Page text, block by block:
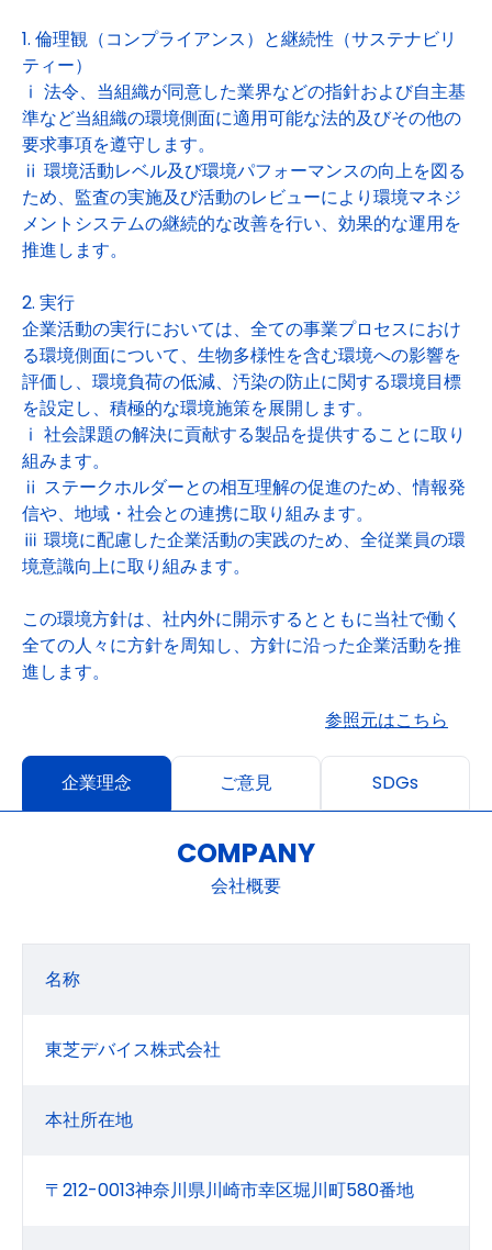
1. 倫理観（コンプライアンス）と継続性（サステナビリ
ティー）
ⅰ 法令、当組織が同意した業界などの指針および自主基
準など当組織の環境側面に適用可能な法的及びその他の
要求事項を遵守します。
ⅱ 環境活動レベル及び環境パフォーマンスの向上を図る
ため、監査の実施及び活動のレビューにより環境マネジ
メントシステムの継続的な改善を行い、効果的な運用を
推進します。
2. 実行
企業活動の実行においては、全ての事業プロセスにおけ
る環境側面について、生物多様性を含む環境への影響を
評価し、環境負荷の低減、汚染の防止に関する環境目標
を設定し、積極的な環境施策を展開します。
ⅰ 社会課題の解決に貢献する製品を提供することに取り
組みます。
ⅱ ステークホルダーとの相互理解の促進のため、情報発
信や、地域・社会との連携に取り組みます。
ⅲ 環境に配慮した企業活動の実践のため、全従業員の環
境意識向上に取り組みます。
この環境方針は、社内外に開示するとともに当社で働く
全ての人々に方針を周知し、方針に沿った企業活動を推
進します。
参照元はこちら
企業理念 ご意見 SDGs
COMPANY
会社概要
名称
東芝デバイス株式会社
本社所在地
〒212-0013神奈川県川崎市幸区堀川町580番地